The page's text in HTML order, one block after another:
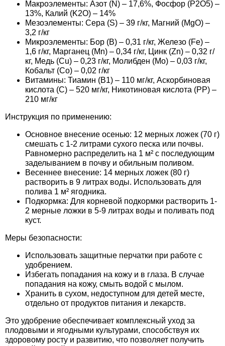
Макроэлементы: Азот (N) – 17,6%, Фосфор (P2O5) –
13%, Калий (K2O) – 14%
Мезоэлементы: Сера (S) – 39 г/кг, Магний (MgO) –
3,2 г/кг
Микроэлементы: Бор (B) – 0,31 г/кг, Железо (Fe) –
1,6 г/кг, Марганец (Mn) – 0,34 г/кг, Цинк (Zn) – 0,32 г/
кг, Медь (Cu) – 0,23 г/кг, Молибден (Mo) – 0,03 г/кг,
Кобальт (Co) – 0,02 г/кг
Витамины: Тиамин (B1) – 110 мг/кг, Аскорбиновая
кислота (C) – 520 мг/кг, Никотиновая кислота (PP) –
210 мг/кг
Инструкция по применению:
Основное внесение осенью: 12 мерных ложек (70 г)
смешать с 1-2 литрами сухого песка или почвы.
Равномерно распределить на 1 м² с последующим
заделыванием в почву и обильным поливом.
Весеннее внесение: 14 мерных ложек (80 г)
растворить в 9 литрах воды. Использовать для
полива 1 м² ягодника.
Подкормка: Для корневой подкормки растворить 1-
2 мерные ложки в 5-9 литрах воды и поливать под
куст.
Меры безопасности:
Использовать защитные перчатки при работе с
удобрением.
Избегать попадания на кожу и в глаза. В случае
попадания на кожу, смыть водой с мылом.
Хранить в сухом, недоступном для детей месте,
отдельно от продуктов питания и лекарств.
Это удобрение обеспечивает комплексный уход за
плодовыми и ягодными культурами, способствуя их
здоровому росту и развитию, что позволяет получить
Архив